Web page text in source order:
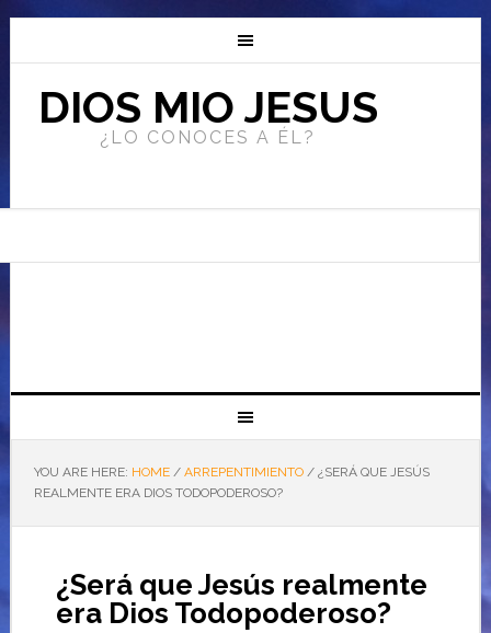
DIOS MIO JESUS
¿LO CONOCES A ÉL?
YOU ARE HERE: HOME / ARREPENTIMIENTO /¿SERÁ QUE JESÚS
REALMENTE ERA DIOS TODOPODEROSO?
¿Será que Jesús realmente
era Dios Todopoderoso?